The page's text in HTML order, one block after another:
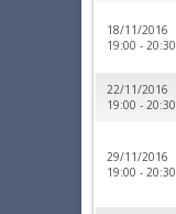
18/11/2016
19:00 - 20:30
22/11/2016
19:00 - 20:30
29/11/2016
19:00 - 20:30